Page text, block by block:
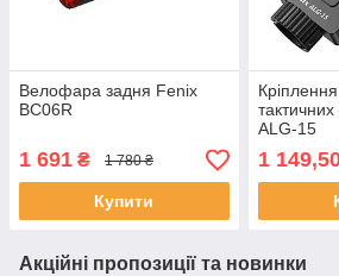
Велофара задня Fenix
BC06R
1 691 ₴ 1 780 ₴
Купити
тактичних
ALG-15
1
Акційні пропозиції та новинки